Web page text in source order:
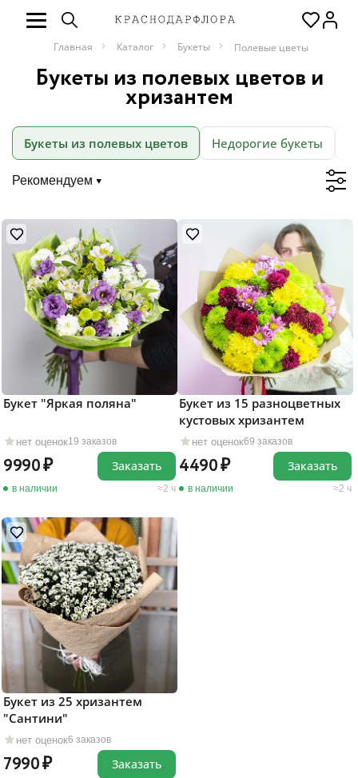
Главная Каталог Букеты Полевые цветы
Букеты из полевых цветов и
хризантем
Букеты из полевых цветов Недорогие букеты
Рекомендуем
нет оценок19 заказов
Букет "Яркая поляна"
9990
в наличии 2 ч
Заказать
нет оценок69 заказов
Букет из 15 разноцветных
кустовых хризантем
4490
в наличии 2 ч
Заказать
нет оценок6 заказов
Букет из 25 хризантем
"Сантини"
7990 Заказать